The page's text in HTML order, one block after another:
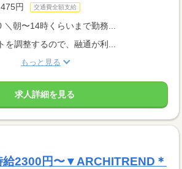
円 交通費全額支給
＼朝〜14時くらいまで勤務...
を調整するので、融通が利...
もっと見る
求人詳細を見る
給2300円〜▼ARCHITREND＊